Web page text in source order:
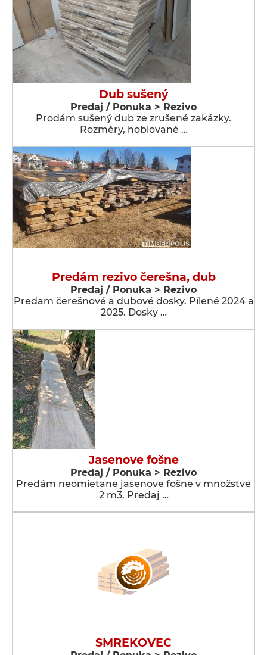
Dub sušený
Predaj / Ponuka > Rezivo
Prodám sušený dub ze zrušené zakázky.
Rozměry, hoblované …
Predám rezivo čerešna, dub
Predaj / Ponuka > Rezivo
Predam čerešnové a dubové dosky. Pílené 2024 a
2025. Dosky …
Jasenove fošne
Predaj / Ponuka > Rezivo
Predám neomietane jasenove fošne v množstve
2 m3. Predaj …
SMREKOVEC